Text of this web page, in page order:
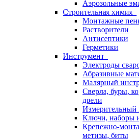
Аэрозольные
Строительная химия
Монтажные
Растворители
Антисептики
Герметики
Инструмент
Электроды
Абразивные
Малярный
Сверла, буры,
дрели
Измерительный
Ключи, наборы
Крепежно-
метизы, биты